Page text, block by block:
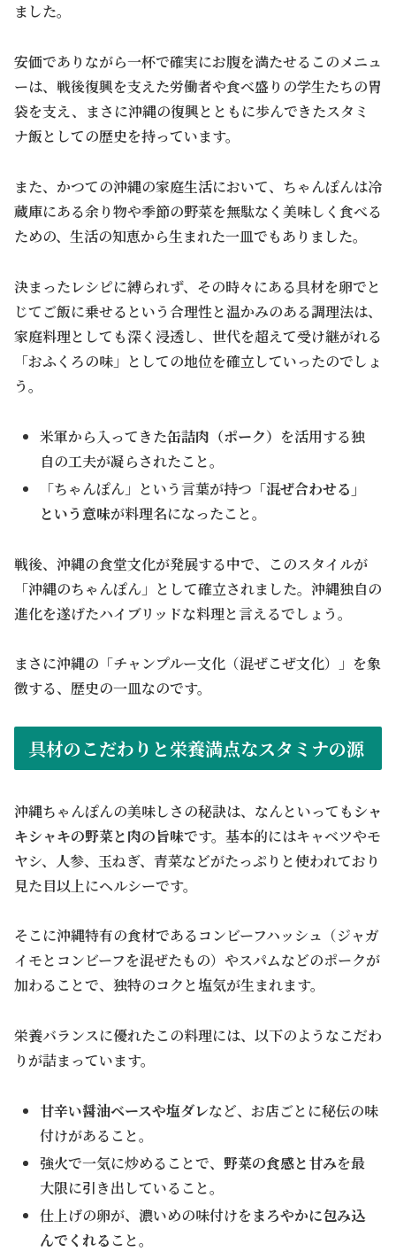
ました。
安価でありながら一杯で確実にお腹を満たせるこのメニュ
ーは、戦後復興を支えた労働者や食べ盛りの学生たちの胃
袋を支え、まさに沖縄の復興とともに歩んできたスタミ
ナ飯としての歴史を持っています。
また、かつての沖縄の家庭生活において、ちゃんぽんは冷
蔵庫にある余り物や季節の野菜を無駄なく美味しく食べる
ための、生活の知恵から生まれた一皿でもありました。
決まったレシピに縛られず、その時々にある具材を卵でと
じてご飯に乗せるという合理性と温かみのある調理法は、
家庭料理としても深く浸透し、世代を超えて受け継がれる
「おふくろの味」としての地位を確立していったのでしょ
う。
米軍から入ってきた缶詰肉（ポーク） を活用する独
自の工夫が凝らされたこと。
「ちゃんぽん」という言葉が持つ 「混ぜ合わせる」
という意味が料理名になったこと。
戦後、沖縄の食堂文化が発展する中で、このスタイルが
「沖縄のちゃんぽん」として確立されました。沖縄独自の
進化を遂げたハイブリッドな料理と言えるでしょう。
まさに沖縄の「チャンプルー文化（混ぜこぜ文化）」を象
徴する、歴史の一皿なのです。
具材のこだわりと栄養満点なスタミナの源
沖縄ちゃんぽんの美味しさの秘訣は、なんといっても シャ
キシャキの野菜と肉の旨味です。基本的にはキャベツやモ
ヤシ、人参、玉ねぎ、青菜などがたっぷりと使われており
見た目以上にヘルシーです。
そこに沖縄特有の食材であるコンビーフハッシュ（ジャガ
イモとコンビーフを混ぜたもの）やスパムなどのポークが
加わることで、独特のコクと塩気が生まれます。
栄養バランスに優れたこの料理には、以下のようなこだわ
りが詰まっています。
甘辛い醤油ベースや塩ダレなど、お店ごとに秘伝の味
付けがあること。
強火で一気に炒めることで、野菜の食感と甘みを最
大限に引き出していること。
仕上げの卵が、濃いめの味付けをまろやかに包み込
んでくれる こと。